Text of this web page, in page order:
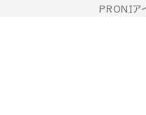
PRONIア